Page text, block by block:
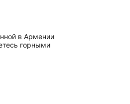
в Армении
горными